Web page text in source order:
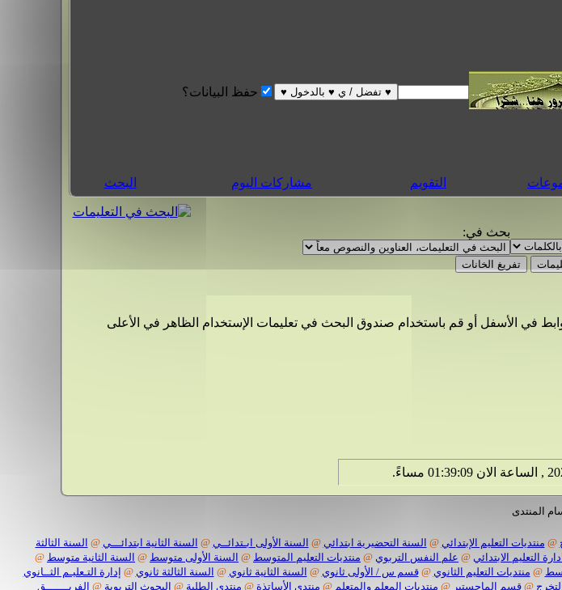
حفظ البيانات؟
التقويم مشاركات اليوم البحث
بحث في:
هنا بامكانك أن تجد إجابات على أسئلتك عن كيفية عمل المنتدى واستخدامه، استخدم الروابط في الأسفل أو قم باستخدام صندوق البحث في تعليمات الإستخدام الظاهر في الأعلى
المنتدى
@ منتديات التعليم الإبتدائي @ السنة التحضيرية ابتدائي @ السنة الأولى ابـتدائــي @ السنة الثانية ابتدائـــي @ السنة الثالثة
ادارة التعليم الابتدائي @ علم النفس التربوي @ منتديات التعليم المتوسط @ السنة الأولى متوسط @ السنة الثانية متوسط @
@ منتديات التعليم الثانوي @قسم س / الأولى ثانوي @ السنة الثانية ثانوي @ السنة الثالثة ثانوي @ إدارة التـعليـم الثــانوي
@ قسم الماجستير @ منتديات المعلم والمتعلم @ منتدى الأساتذة @ منتدى الطلبة @ البحوث التربوية @ الفريـــــــق